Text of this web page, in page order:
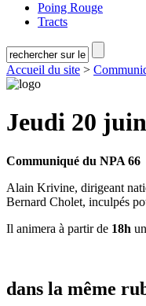
Poing Rouge
Tracts
Accueil du site >
Jeudi 20
Communiqué du NPA 66
Alain Krivine, dirigeant
Bernard Cholet, inculpés
Il animera à partir de 18h
dans la même